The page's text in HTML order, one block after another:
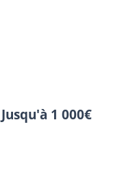
Jusqu'à 1 000€